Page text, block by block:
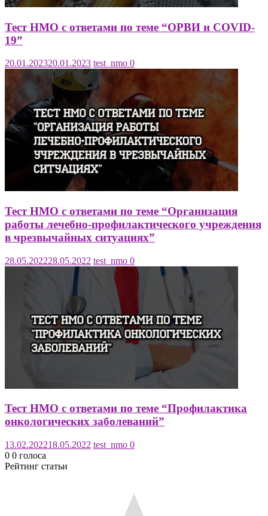
Тест НМО с ответами по теме “ОРВИ и COVID-
19”
20.01.202320.01.2023 test_nmo 0
Тест НМО с ответами по теме “Организация
работы лечебно-профилактического учреждения
в чрезвычайных ситуациях”
28.05.202228.05.2022 test_nmo 0
Тест НМО с ответами по теме “Профилактика
онкологических заболеваний”
13.02.202218.05.2022 test_nmo 0
0 0 голоса
Рейтинг статьи